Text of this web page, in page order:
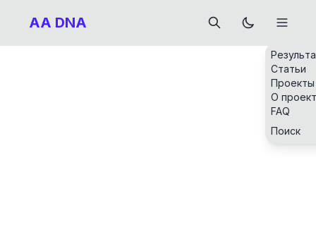
AA DNA
Статьи
Проекты
О
FAQ
Поиск